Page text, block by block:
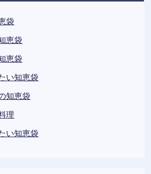
袋
恵袋
恵袋
い知恵袋
知恵袋
理
い知恵袋